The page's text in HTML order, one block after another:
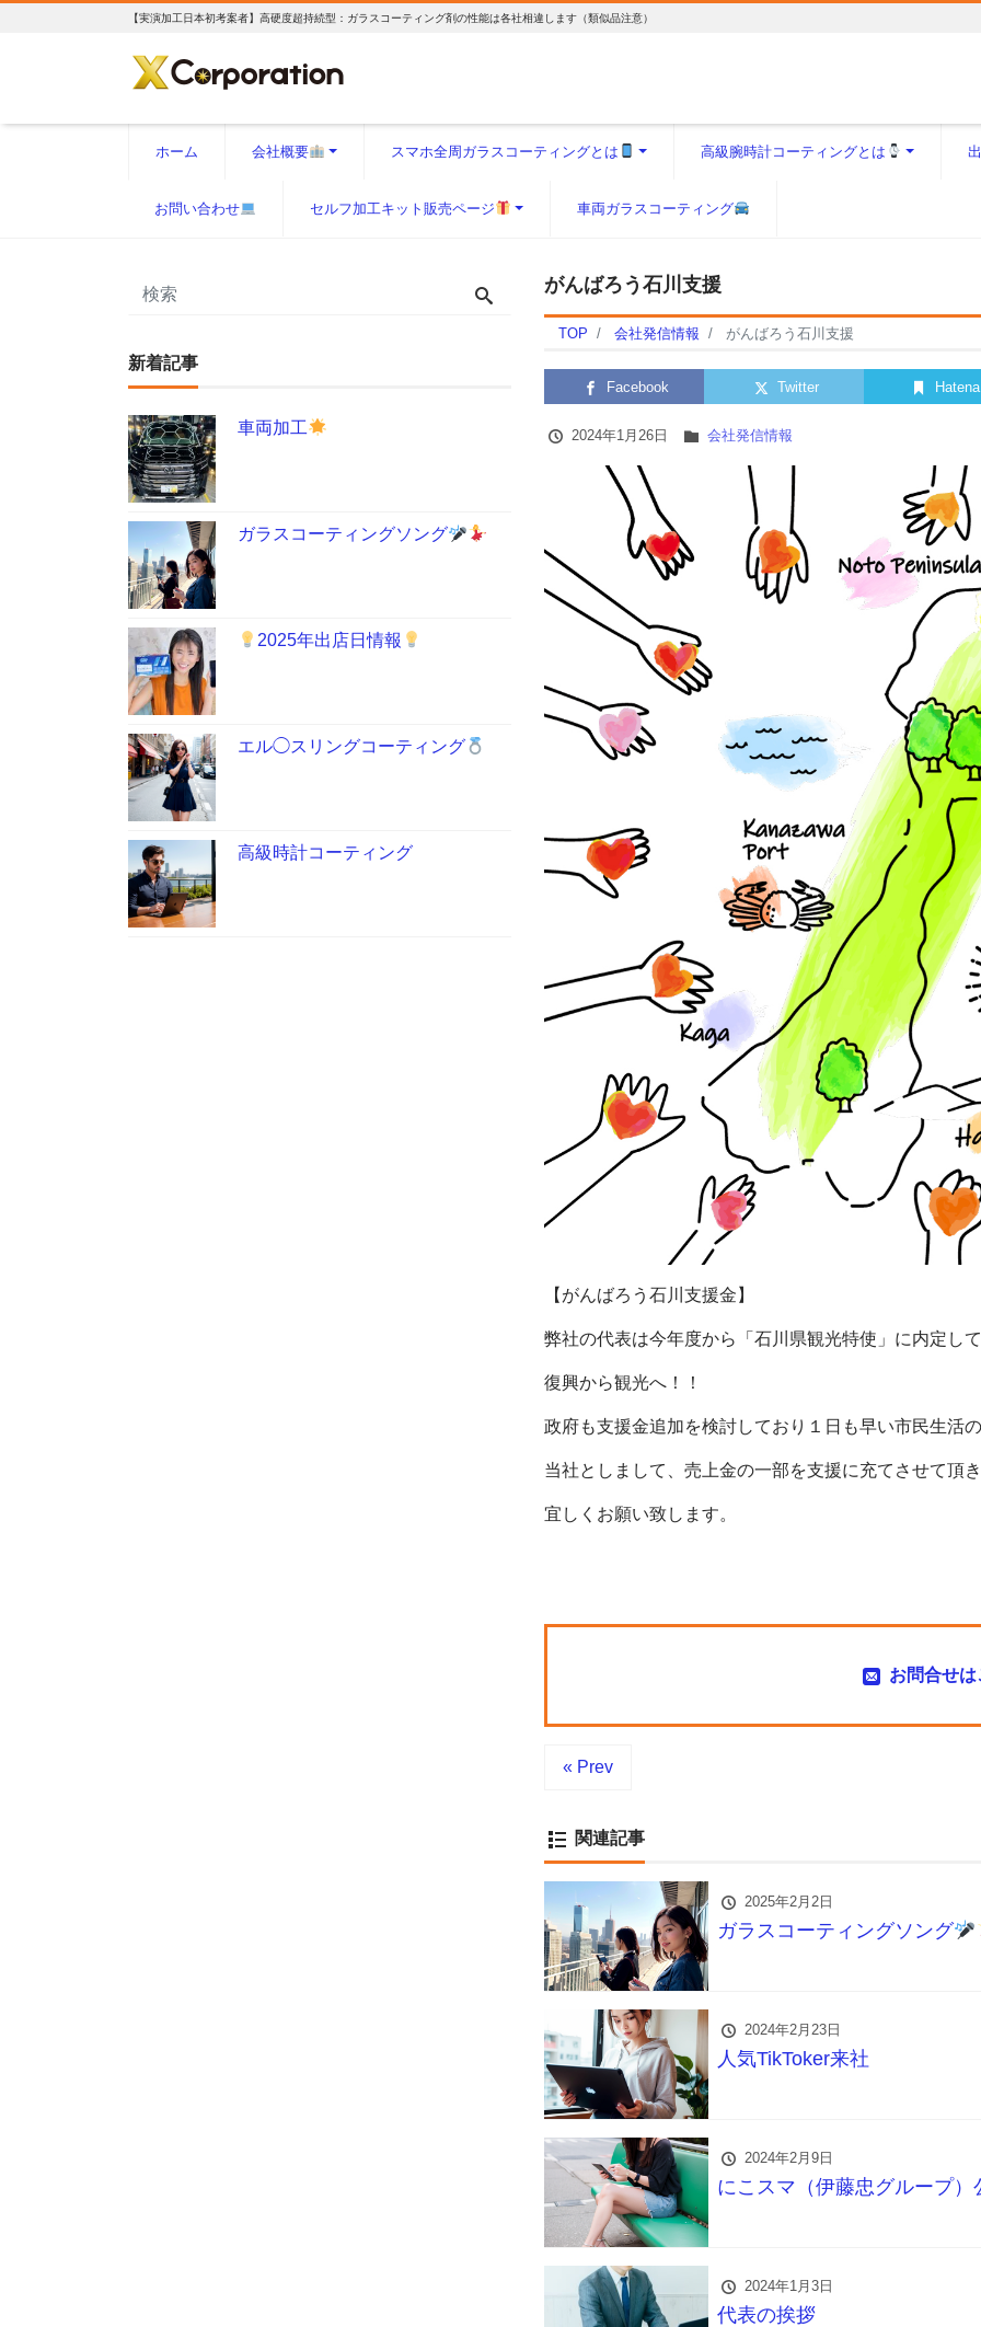
【実演加工日本初考案者】高硬度超持続型：ガラスコーティング剤の性能は各社相違します（類似品注意）
ホーム 会社概要 スマホ全周ガラスコーティングとは 高級腕時計コーティングとは
お問い合わせ セルフ加工キット販売ページ 車両ガラスコーティング
がんばろう石川支援
TOP 会社発信情報 がんばろう石川支援
Facebook Twitter Hatena
2024年1月26日 会社発信情報
【がんばろう石川支援金】
弊社の代表は今年度から「石川県観光特使」に内定して
復興から観光へ！！
政府も支援金追加を検討しており１日も早い市民生活
当社としまして、売上金の一部を支援に充てさせて頂き
宜しくお願い致します。
お問合せは
« Prev
関連記事
2025年2月2日
ガラスコーティングソング
2024年2月23日
人気TikToker来社
2024年2月9日
にこスマ（伊藤忠グループ）
2024年1月3日
代表の挨拶
新着記事
車両加工
ガラスコーティングソング
2025年出店日情報
エル◯スリングコーティング
高級時計コーティング